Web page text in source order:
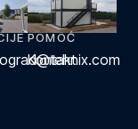
POMOĆ
Kontakt